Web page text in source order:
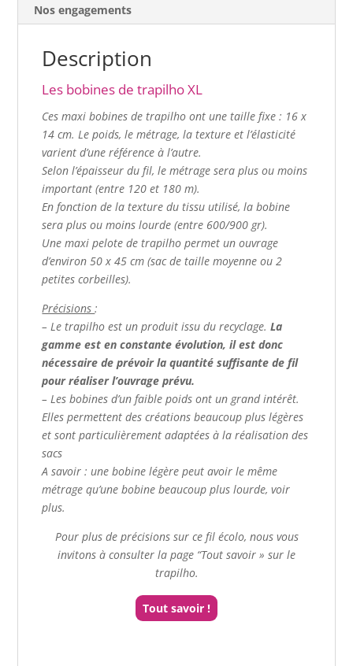
Nos engagements
Description
Les bobines de trapilho XL
Ces maxi bobines de trapilho ont une taille fixe : 16 x
14 cm.Le poids, le métrage, la texture et l’élasticité
varient d’une référence à l’autre.
Selon l’épaisseur du fil, le métrage sera plus ou moins
important (entre 120 et 180 m).
En fonction de la texture du tissu utilisé, la bobine
sera plus ou moins lourde (entre 600/900 gr).
Une maxi pelote de trapilho permet un ouvrage
d’environ 50 x 45 cm (sac de taille moyenne ou 2
petites corbeilles).
Précisions:
– Le trapilho est un produit issu du recyclage.La
gamme est en constante évolution, il est donc
nécessaire de prévoir la quantité suffisante de fil
pour réaliser l’ouvrage prévu.
– Les bobines d’un faible poids ont un grand intérêt.
Elles permettent des créations beaucoup plus légères
et sont particulièrement adaptées à la réalisation des
sacs
A savoir : une bobine légère peut avoir le même
métrage qu’une bobine beaucoup plus lourde, voir
plus.
Pour plus de précisions sur ce fil écolo, nous vous
invitons à consulter la page “Tout savoir » sur le
trapilho.
Tout savoir !